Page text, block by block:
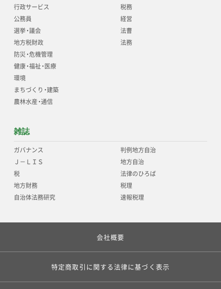
行政サービス
公務員
選挙・議会
地方税財政
防災・危機管理
健康・福祉・医療
環境
まちづくり・建築
農林水産・通信
税務
経営
法曹
法務
雑誌
ガバナンス
Ｊ－ＬＩＳ
税
地方財務
自治体法務研究
判例地方自治
地方自治
法律のひろば
税理
速報税理
会社概要
特定商取引に関する法律に基づく表示